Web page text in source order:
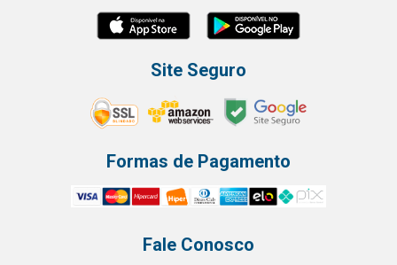
Site Seguro
Formas de Pagamento
Fale Conosco